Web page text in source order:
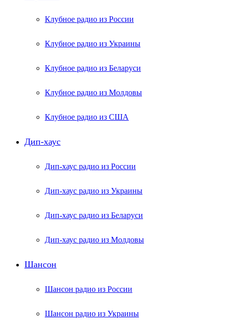
Клубное радио из России
Клубное радио из Украины
Клубное радио из Беларуси
Клубное радио из Молдовы
Клубное радио из США
Дип-хаус
Дип-хаус радио из России
Дип-хаус радио из Украины
Дип-хаус радио из Беларуси
Дип-хаус радио из Молдовы
Шансон
Шансон радио из России
Шансон радио из Украины